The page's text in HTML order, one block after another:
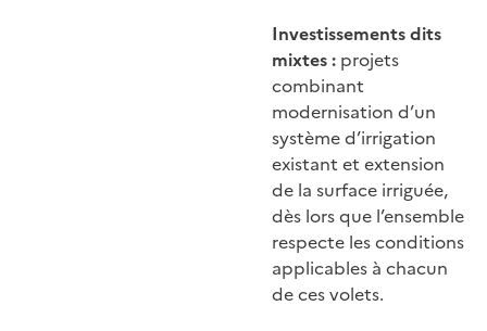
Investissements dits
mixtes : projets
combinant
modernisation d’un
système d’irrigation
existant et extension
de la surface irriguée,
dès lors que l’ensemble
respecte les conditions
applicables à chacun
de ces volets.